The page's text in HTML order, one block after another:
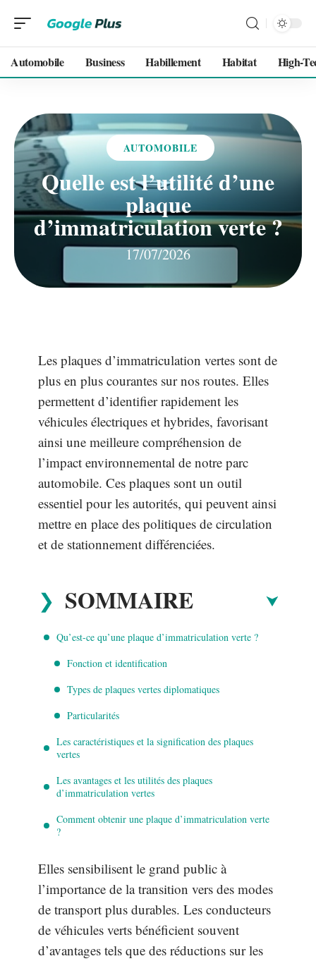
Automobile Business Habillement Habitat High-
AUTOMOBILE
Quelle est l’utilité d’une
plaque
d’immatriculation verte ?
17/07/2026
Les plaques d’immatriculation vertes sont de
plus en plus courantes sur nos routes. Elles
permettent d’identifier rapidement les
véhicules électriques et hybrides, favorisant
ainsi une meilleure compréhension de
l’impact environnemental de notre parc
automobile. Ces plaques sont un outil
essentiel pour les autorités, qui peuvent ainsi
mettre en place des politiques de circulation
et de stationnement différenciées.
SOMMAIRE
Qu’est-ce qu’une plaque d’immatriculation verte ?
Fonction et identification
Types de plaques vertes diplomatiques
Particularités
Les caractéristiques et la signification des plaques
vertes
Les avantages et les utilités des plaques
d’immatriculation vertes
Comment obtenir une plaque d’immatriculation verte
?
Elles sensibilisent le grand public à
l’importance de la transition vers des modes
de transport plus durables. Les conducteurs
de véhicules verts bénéficient souvent
d’avantages tels que des réductions sur les